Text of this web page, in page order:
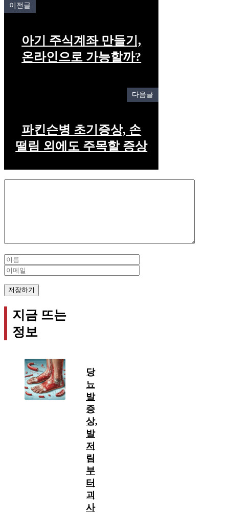
이전글
아기 주식계좌 만들기,
온라인으로 가능할까?
다음글
파킨슨병 초기증상, 손
떨림 외에도 주목할 증상
Name
지금 뜨는
정보
당
뇨
발
증
상,
발
저
림
부
터
괴
사